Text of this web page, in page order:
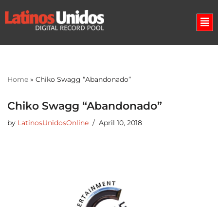
Skip
Home » Chiko Swagg “Abandonado”
Chiko Swagg “Abandonado”
by LatinosUnidosOnline April 10, 2018